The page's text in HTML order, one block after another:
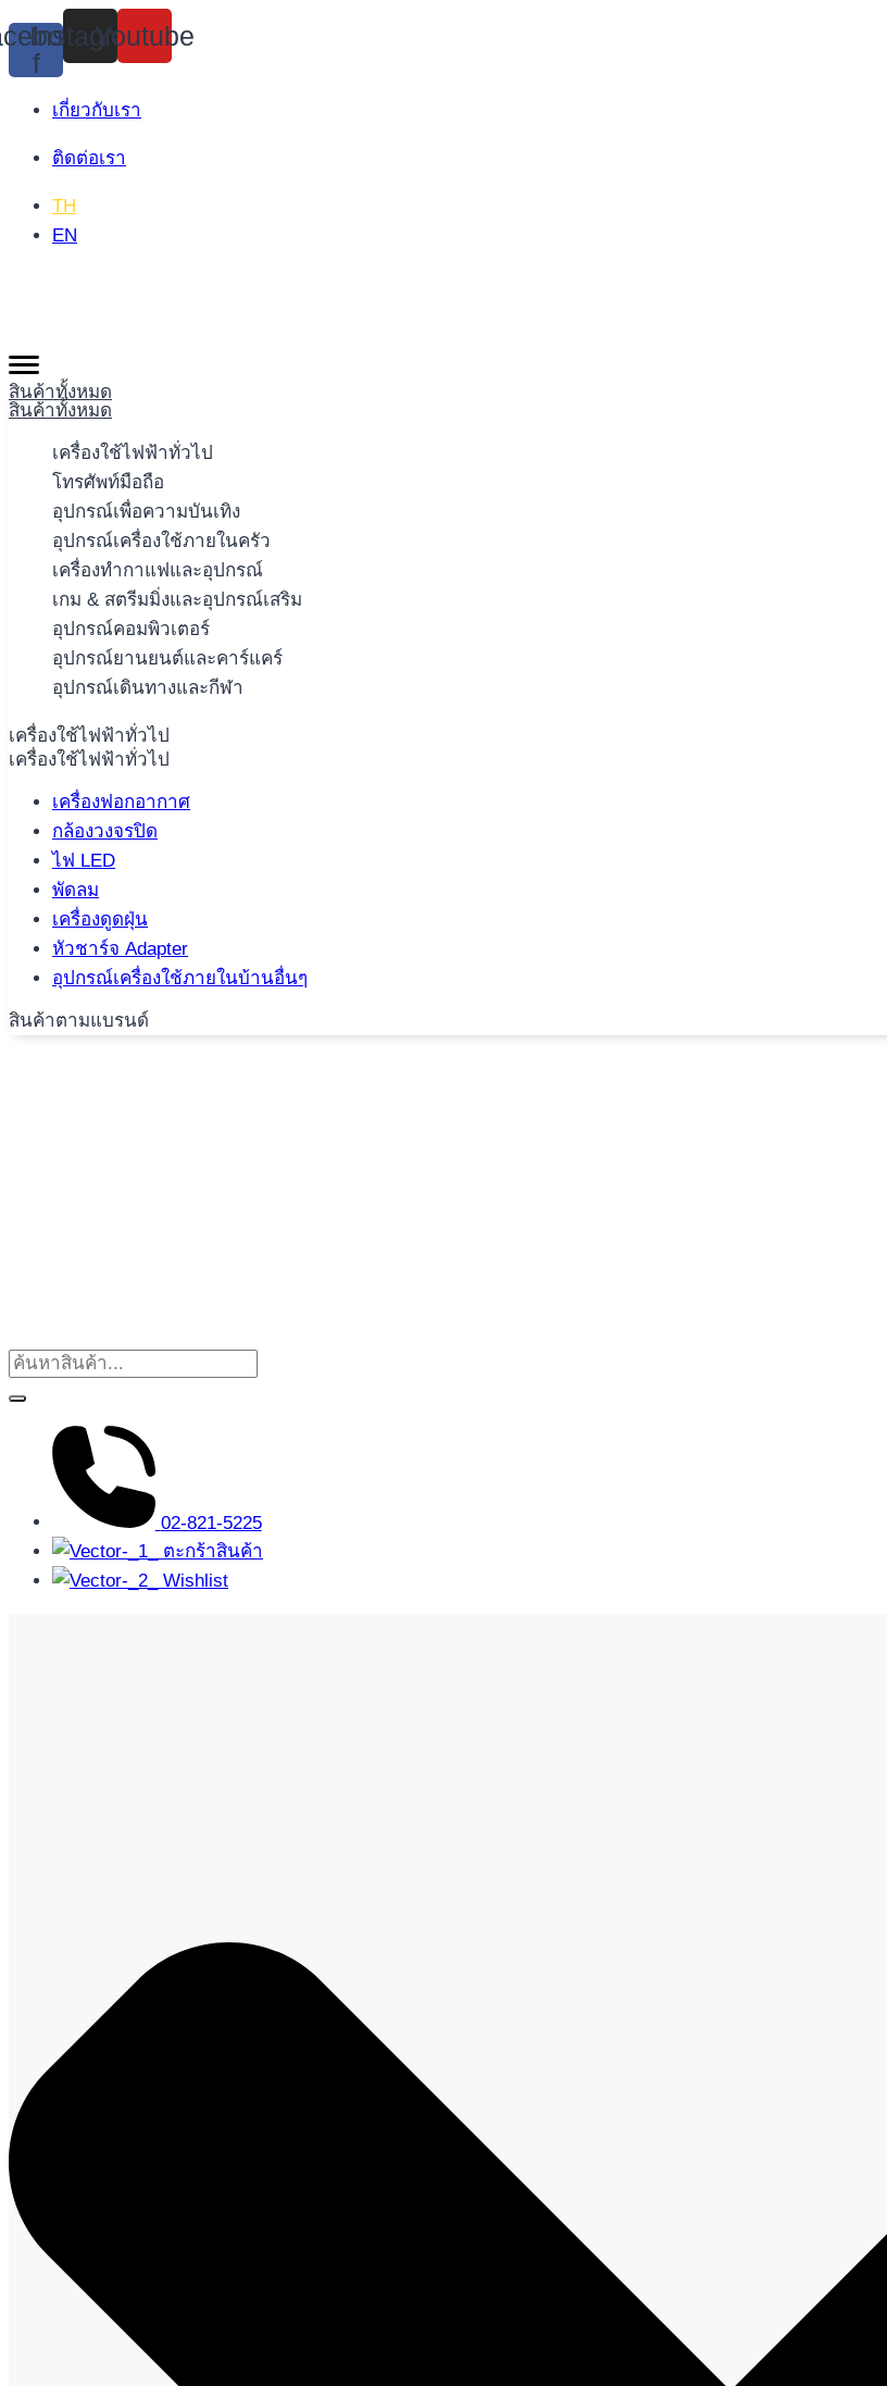
Skip
to
content
f
Instagram
Youtube
เกี่ยวกับเรา
ติดต่อเรา
TH
EN
สินค้าทั้งหมด
สินค้าทั้งหมด
เครื่องใช้ไฟฟ้าทั่วไป
โทรศัพท์มือถือ
อุปกรณ์เพื่อความบันเทิง
อุปกรณ์เครื่องใช้ภายในครัว
เครื่องทำกาแฟและอุปกรณ์
เกม & สตรีมมิ่งและอุปกรณ์เสริม
อุปกรณ์คอมพิวเตอร์
อุปกรณ์ยานยนต์และคาร์แคร์
อุปกรณ์เดินทางและกีฬา
เครื่องใช้ไฟฟ้าทั่วไป
เครื่องใช้ไฟฟ้าทั่วไป
เครื่องฟอกอากาศ
กล้องวงจรปิด
ไฟ LED
พัดลม
เครื่องดูดฝุ่น
หัวชาร์จ Adapter
อุปกรณ์เครื่องใช้ภายในบ้านอื่นๆ
สินค้าตามแบรนด์
02-821-5225
ตะกร้าสินค้า
Wishlist